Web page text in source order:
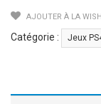
Ps4AJOUTER À LA
Catégorie : Jeux